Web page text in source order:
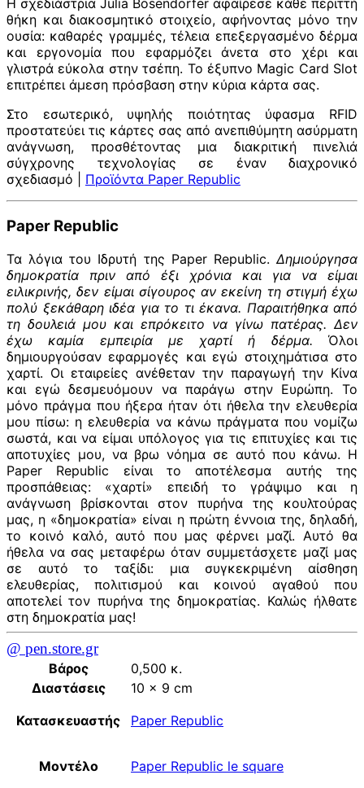
θήκη και διακοσμητικό στοιχείο, αφήνοντας μόνο την
ουσία: καθαρές γραμμές, τέλεια επεξεργασμένο δέρμα
και εργονομία που εφαρμόζει άνετα στο χέρι και
γλιστρά εύκολα στην τσέπη. Το έξυπνο Magic Card Slot
επιτρέπει άμεση πρόσβαση στην κύρια κάρτα σας.
Στο εσωτερικό, υψηλής ποιότητας ύφασμα RFID
προστατεύει τις κάρτες σας από ανεπιθύμητη ασύρματη
ανάγνωση, προσθέτοντας μια διακριτική πινελιά
σύγχρονης τεχνολογίας σε έναν διαχρονικό
σχεδιασμό | Προϊόντα Paper Republic
Paper Republic
Τα λόγια του Ιδρυτή της Paper Republic.Δημιούργησα
δημοκρατία πριν από έξι χρόνια και για να είμαι
ειλικρινής, δεν είμαι σίγουρος αν εκείνη τη στιγμή έχω
πολύ ξεκάθαρη ιδέα για το τι έκανα. Παραιτήθηκα από
τη δουλειά μου και επρόκειτο να γίνω πατέρας. Δεν
έχω καμία εμπειρία με χαρτί ή δέρμα. Όλοι
δημιουργούσαν εφαρμογές και εγώ στοιχημάτισα στο
χαρτί. Οι εταιρείες ανέθεταν την παραγωγή την Κίνα
και εγώ δεσμευόμουν να παράγω στην Ευρώπη. Το
μόνο πράγμα που ήξερα ήταν ότι ήθελα την ελευθερία
μου πίσω: η ελευθερία να κάνω πράγματα που νομίζω
σωστά, και να είμαι υπόλογος για τις επιτυχίες και τις
αποτυχίες μου, να βρω νόημα σε αυτό που κάνω. H
Paper Republic είναι το αποτέλεσμα αυτής της
προσπάθειας: «χαρτί» επειδή το γράψιμο και η
ανάγνωση βρίσκονται στον πυρήνα της κουλτούρας
μας, η «δημοκρατία» είναι η πρώτη έννοια της, δηλαδή,
το κοινό καλό, αυτό που μας φέρνει μαζί. Αυτό θα
ήθελα να σας μεταφέρω όταν συμμετάσχετε μαζί μας
σε αυτό το ταξίδι: μια συγκεκριμένη αίσθηση
ελευθερίας, πολιτισμού και κοινού αγαθού που
αποτελεί τον πυρήνα της δημοκρατίας. Καλώς ήλθατε
στη δημοκρατία μας!
@ pen.store.gr
Βάρος
0,500 κ.
Διαστάσεις
10 × 9 cm
Κατασκευαστής
Paper Republic
Μοντέλο Paper Republic le square